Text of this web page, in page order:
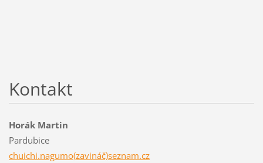
Kontakt
Horák Martin
Pardubice
chuichi.nagumo(zavináč)seznam.cz